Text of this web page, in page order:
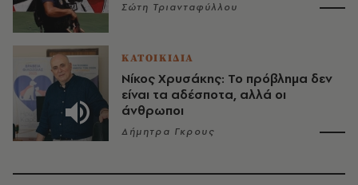
Σώτη Τριανταφύλλου
ΚΑΤΟΙΚΙΔΙΑ
Νίκος Χρυσάκης: Το πρόβλημα δεν
είναι τα αδέσποτα, αλλά οι
άνθρωποι
Δήμητρα Γκρους